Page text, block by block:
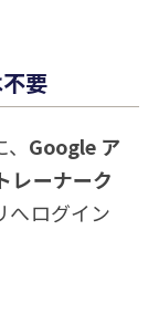
要
Google ア
レーナーク
へログイン